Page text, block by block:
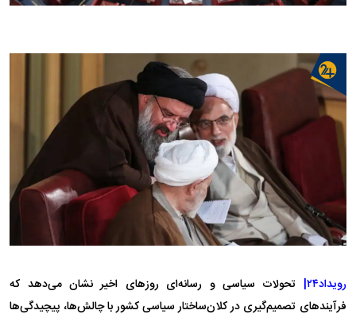
رویداد۲۴|
تحولات سیاسی و رسانه‌ای روز‌های اخیر نشان می‌دهد که
فرآیند‌های تصمیم‌گیری در کلان‌ساختار سیاسی کشور با چالش‌ها، پیچیدگی‌ها